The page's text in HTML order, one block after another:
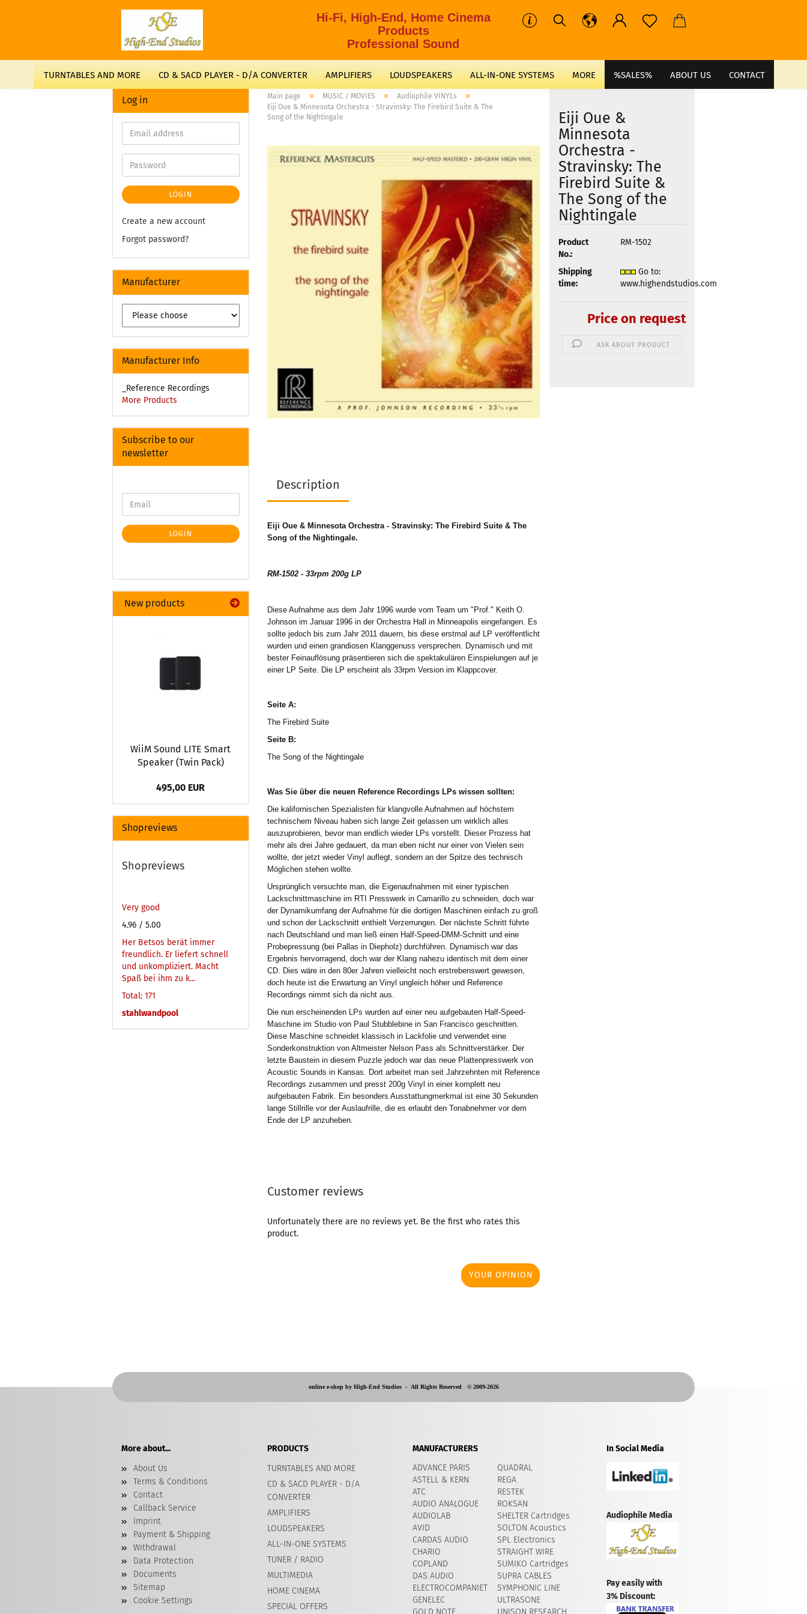
Hi-Fi, High-End, Home Cinema
Products
Professional Sound
TURNTABLES AND MORE CD & SACD PLAYER - D/A CONVERTER AMPLIFIERS LOUDSPEAKERS ALL-IN-ONE SYSTEMS %SALES% ABOUT US CONTACT
MORE
Main page » MUSIC / MOVIES » Audiophile VINYLs »
Eiji Oue & Minnesota Orchestra - Stravinsky: The Firebird Suite & The
Song of the Nightingale
Eiji Oue &
Minnesota
Orchestra -
Stravinsky: The
Firebird Suite &
The Song of the
Nightingale
Product
No.:
RM-1502
Shipping
time:
Go to:
www.highendstudios.com
Price on request
ASK ABOUT PRODUCT
Description
Eiji Oue & Minnesota Orchestra - Stravinsky: The Firebird Suite & The
Song of the Nightingale.
RM-1502 - 33rpm 200g LP
Diese Aufnahme aus dem Jahr 1996 wurde vom Team um "Prof." Keith O.
Johnson im Januar 1996 in der Orchestra Hall in Minneapolis eingefangen. Es
sollte jedoch bis zum Jahr 2011 dauern, bis diese erstmal auf LP veröffentlicht
wurden und einen grandiosen Klanggenuss versprechen. Dynamisch und mit
bester Feinauflösung präsentieren sich die spektakulären Einspielungen auf je
einer LP Seite. Die LP erscheint als 33rpm Version im Klappcover.
Seite A:
The Firebird Suite
Seite B:
The Song of the Nightingale
Was Sie über die neuen Reference Recordings LPs wissen sollten:
Die kalifornischen Spezialisten für klangvolle Aufnahmen auf höchstem
technischem Niveau haben sich lange Zeit gelassen um wirklich alles
auszuprobieren, bevor man endlich wieder LPs vorstellt. Dieser Prozess hat
mehr als drei Jahre gedauert, da man eben nicht nur einer von Vielen sein
wollte, der jetzt wieder Vinyl auflegt, sondern an der Spitze des technisch
Möglichen stehen wollte.
Ursprünglich versuchte man, die Eigenaufnahmen mit einer typischen
Lackschnittmaschine im RTI Presswerk in Camarillo zu schneiden, doch war
der Dynamikumfang der Aufnahme für die dortigen Maschinen einfach zu groß
und schon der Lackschnitt enthielt Verzerrungen. Der nächste Schritt führte
nach Deutschland und man ließ einen Half-Speed-DMM-Schnitt und eine
Probepressung (bei Pallas in Diepholz) durchführen. Dynamisch war das
Ergebnis hervorragend, doch war der Klang nahezu identisch mit dem einer
CD. Dies wäre in den 80er Jahren vielleicht noch erstrebenswert gewesen,
doch heute ist die Erwartung an Vinyl ungleich höher und Reference
Recordings nimmt sich da nicht aus.
Die nun erscheinenden LPs wurden auf einer neu aufgebauten Half-Speed-
Maschine im Studio von Paul Stubblebine in San Francisco geschnitten.
Diese Maschine schneidet klassisch in Lackfolie und verwendet eine
Sonderkonstruktion von Altmeister Nelson Pass als Schnittverstärker. Der
letzte Baustein in diesem Puzzle jedoch war das neue Plattenpresswerk von
Acoustic Sounds in Kansas. Dort arbeitet man seit Jahrzehnten mit Reference
Recordings zusammen und presst 200g Vinyl in einer komplett neu
aufgebauten Fabrik. Ein besonders Ausstattungmerkmal ist eine 30 Sekunden
lange Stillrille vor der Auslaufrille, die es erlaubt den Tonabnehmer vor dem
Ende der LP anzuheben.
Customer reviews
Unfortunately there are no reviews yet. Be the first who rates this
product.
YOUR OPINION
Log in
LOGIN
Create a new account
Forgot password?
Manufacturer
Manufacturer Info
_Reference Recordings
More Products
Subscribe to our
newsletter
LOGIN
New products
WiiM Sound LITE Smart
Speaker (Twin Pack)
495,00 EUR
Shopreviews
Shopreviews
Very good
4.96 / 5.00
Her Betsos berät immer
freundlich. Er liefert schnell
und unkompliziert. Macht
Spaß bei ihm zu k...
Total: 171
stahlwandpool
online e-shop by High-End Studios - All Rights Reserved © 2009-2026
More about...
About Us
Terms & Conditions
Contact
Callback Service
Imprint
Payment & Shipping
Withdrawal
Data Protection
Documents
Sitemap
Cookie Settings
PRODUCTS
TURNTABLES AND MORE
CD & SACD PLAYER - D/A
CONVERTER
AMPLIFIERS
LOUDSPEAKERS
ALL-IN-ONE SYSTEMS
TUNER / RADIO
MULTIMEDIA
HOME CINEMA
SPECIAL OFFERS
MANUFACTURERS
ADVANCE PARIS
ASTELL & KERN
ATC
AUDIO ANALOGUE
AUDIOLAB
AVID
CARDAS AUDIO
CHARIO
COPLAND
DAS AUDIO
ELECTROCOMPANIET
GENELEC
GOLD NOTE
QUADRAL
REGA
RESTEK
ROKSAN
SHELTER Cartridges
​SOLTON Acoustics
SPL Electronics
STRAIGHT WIRE
SUMIKO Cartridges
SUPRA CABLES
SYMPHONIC LINE
ULTRASONE
UNISON RESEARCH
In Social Media
Audiophile Media
Pay easily with
3% Discount: